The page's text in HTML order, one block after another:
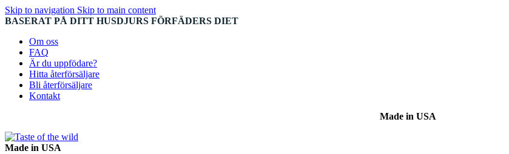
Skip to navigation Skip to main content
BASERAT PÅ DITT HUSDJURS FÖRFÄDERS DIET
Om oss
FAQ
Är du uppfödare?
Hitta återförsäljare
Bli återförsäljare
Kontakt
Made in USA
Made in USA